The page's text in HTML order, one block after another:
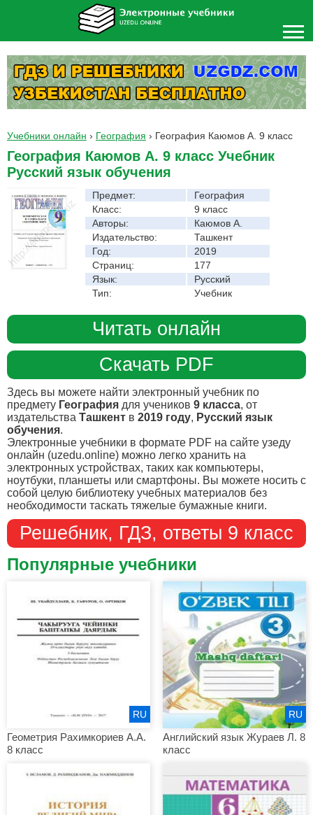
Учебники онлайн › География › География Каюмов А. 9 класс
География Каюмов А. 9 класс Учебник
Русский язык обучения
Предмет:
География
Класс:
9 класс
Авторы:
Каюмов А.
Издательство:
Ташкент
Год:
2019
Страниц:
177
Язык:
Русский
Тип:
Учебник
Читать онлайн
Скачать PDF
Здесь вы можете найти электронный учебник по
предмету География для учеников 9 класса, от
издательства Ташкент в 2019 году, Русский язык
обучения.
Электронные учебники в формате PDF на сайте узеду
онлайн (uzedu.online) можно легко хранить на
электронных устройствах, таких как компьютеры,
ноутбуки, планшеты или смартфоны. Вы можете носить с
собой целую библиотеку учебных материалов без
необходимости таскать тяжелые бумажные книги.
Решебник, ГДЗ, ответы 9 класс
Популярные учебники
Геометрия Рахимкориев А.А.
8 класс
RU
Английский язык Жураев Л. 8
класс
RU